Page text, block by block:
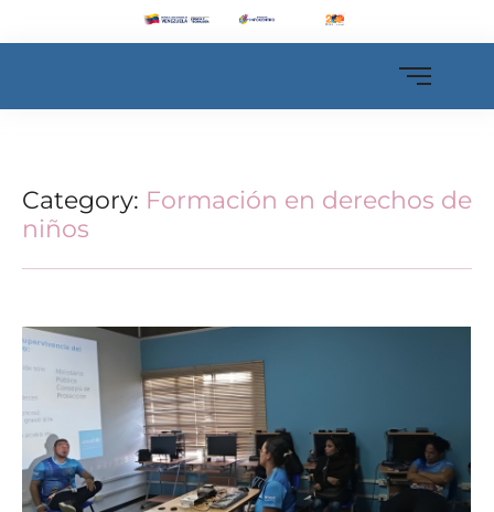
Category: Formación en derechos de
niños